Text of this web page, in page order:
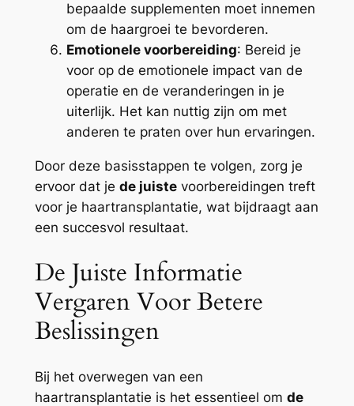
bepaalde supplementen moet innemen
om de haargroei te bevorderen.
Emotionele voorbereiding: Bereid je
voor op de emotionele impact van de
operatie en de veranderingen in je
uiterlijk. Het kan nuttig zijn om met
anderen te praten over hun ervaringen.
Door deze basisstappen te volgen, zorg je
ervoor dat je de juistevoorbereidingen treft
voor je haartransplantatie, wat bijdraagt aan
een succesvol resultaat.
De Juiste Informatie
Vergaren Voor Betere
Beslissingen
Bij het overwegen van een
haartransplantatie is het essentieel om de